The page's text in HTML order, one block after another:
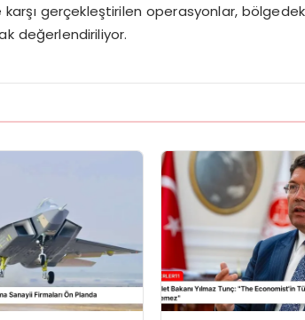
gerçekleştirilen operasyonlar,
değerlendiriliyor.